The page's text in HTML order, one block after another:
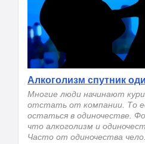
Алкоголизм спутник
Многие люди начинают
отстать от компании. То
остаться в одиночестве.
что алкоголизм и
Часто от одиночества